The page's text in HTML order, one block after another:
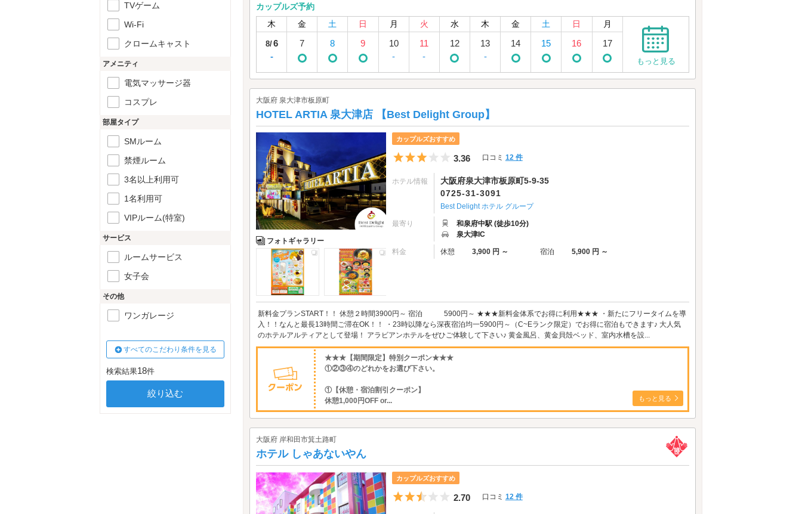
カップルズ予約
木
金 土 日 月 火 水 木 金 土 日 月
8/6
-
7 8 9
10
-
11
-
12
13
-
14 15 16 17
もっと見る
大阪府 泉大津市板原町
HOTEL ARTIA 泉大津店 【Best Delight Group】
フォトギャラリー
カップルズおすすめ
5つ星のうち3
3.36 口コミ 12 件
ホテル情報
大阪府泉大津市板原町5-9-35
0725-31-3091
Best Delight ホテル グループ
最寄り
和泉府中駅 (徒歩10分)
泉大津IC
料金 休憩 3,900 円 ～ 宿泊 5,900 円 ～
新料金プランSTART！！ 休憩２時間3900円～ 宿泊 5900円～ ★★★新料金体系でお得に利用★★★ ・新たにフリータイムを導
入！！なんと最長13時間ご滞在OK！！ ・23時以降なら深夜宿泊均一5900円～（C~Eランク限定）でお得に宿泊もできます♪ 大人気
のホテルアルティアとして登場！ アラビアンホテルをぜひご体験して下さい♪ 黄金風呂、黄金貝殻ベッド、室内水槽を設...
★★★【期間限定】特別クーポン★★★
①②③④のどれかをお選び下さい。
①【休憩・宿泊割引クーポン】
休憩1,000円OFF or...
もっと見る
大阪府 岸和田市箕土路町
ホテル しゃあないやん
カップルズおすすめ
5つ星のうち2.5
2.70 口コミ 12 件
TVゲーム
Wi-Fi
クロームキャスト
アメニティ
電気マッサージ器
コスプレ
部屋タイプ
SMルーム
禁煙ルーム
3名以上利用可
1名利用可
VIPルーム(特室)
サービス
ルームサービス
女子会
その他
ワンガレージ
すべてのこだわり条件を見る
検索結果18件